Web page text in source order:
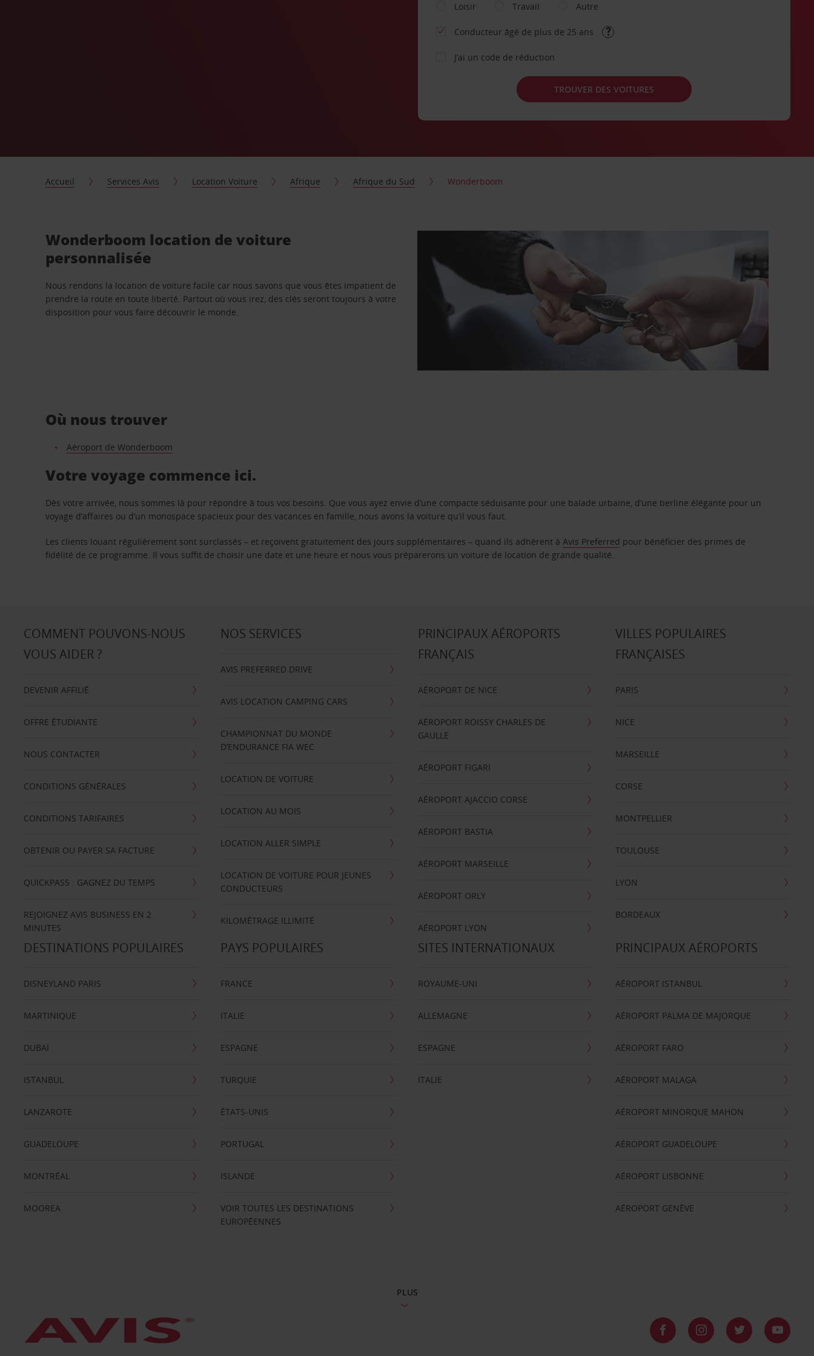
Loisir
Travail Autre
Conducteur âgé de plus de 25 ans
J’ai un code de réduction
TROUVER DES VOITURES
Accueil Services Avis Location Voiture Afrique Afrique du Sud Wonderboom
Wonderboom location de voiture
personnalisée
Nous rendons la location de voiture facile car nous savons que vous êtes impatient de
prendre la route en toute liberté. Partout où vous irez, des clés seront toujours à votre
disposition pour vous faire découvrir le monde.
Où nous trouver
Aéroport de Wonderboom
Votre voyage commence ici.
Dès votre arrivée, nous sommes là pour répondre à tous vos besoins. Que vous ayez envie d’une compacte séduisante pour une balade urbaine, d’une berline élégante pour un
voyage d’affaires ou d’un monospace spacieux pour des vacances en famille, nous avons la voiture qu’il vous faut.
Les clients louant régulièrement sont surclassés – et reçoivent gratuitement des jours supplémentaires – quand ils adhèrent àAvis Preferred pour bénéficier des primes de
fidélité de ce programme. Il vous suffit de choisir une date et une heure et nous vous préparerons un voiture de location de grande qualité.
COMMENT POUVONS-NOUS
VOUS AIDER ?
DEVENIR AFFILIÉ
OFFRE ÉTUDIANTE
NOUS CONTACTER
CONDITIONS GÉNÉRALES
CONDITIONS TARIFAIRES
OBTENIR OU PAYER SA FACTURE
QUICKPASS : GAGNEZ DU TEMPS
REJOIGNEZ AVIS BUSINESS EN 2
MINUTES
NOS SERVICES
AVIS PREFERRED DRIVE
AVIS LOCATION CAMPING CARS
CHAMPIONNAT DU MONDE
D’ENDURANCE FIA WEC
LOCATION DE VOITURE
LOCATION AU MOIS
LOCATION ALLER SIMPLE
LOCATION DE VOITURE POUR JEUNES
CONDUCTEURS
KILOMÉTRAGE ILLIMITÉ
PRINCIPAUX AÉROPORTS
FRANÇAIS
AÉROPORT DE NICE
AÉROPORT ROISSY CHARLES DE
GAULLE
AÉROPORT FIGARI
AÉROPORT AJACCIO CORSE
AÉROPORT BASTIA
AÉROPORT MARSEILLE
AÉROPORT ORLY
AÉROPORT LYON
VILLES POPULAIRES
FRANÇAISES
PARIS
NICE
MARSEILLE
CORSE
MONTPELLIER
TOULOUSE
LYON
BORDEAUX
DESTINATIONS POPULAIRES
DISNEYLAND PARIS
MARTINIQUE
DUBAÏ
ISTANBUL
LANZAROTE
GUADELOUPE
MONTRÉAL
MOOREA
PAYS POPULAIRES
FRANCE
ITALIE
ESPAGNE
TURQUIE
ÉTATS-UNIS
PORTUGAL
ISLANDE
VOIR TOUTES LES DESTINATIONS
EUROPÉENNES
SITES INTERNATIONAUX
ROYAUME-UNI
ALLEMAGNE
ESPAGNE
ITALIE
PRINCIPAUX AÉROPORTS
AÉROPORT ISTANBUL
AÉROPORT PALMA DE MAJORQUE
AÉROPORT FARO
AÉROPORT MALAGA
AÉROPORT MINORQUE MAHON
AÉROPORT GUADELOUPE
AÉROPORT LISBONNE
AÉROPORT GENÈVE
PLUS